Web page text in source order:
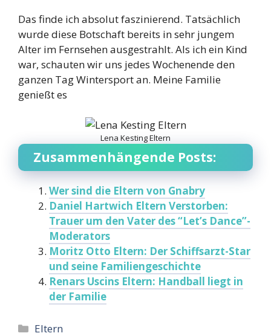
Das finde ich absolut faszinierend. Tatsächlich
wurde diese Botschaft bereits in sehr jungem
Alter im Fernsehen ausgestrahlt. Als ich ein Kind
war, schauten wir uns jedes Wochenende den
ganzen Tag Wintersport an. Meine Familie
genießt es
Lena Kesting Eltern
Zusammenhängende Posts:
Wer sind die Eltern von Gnabry
Daniel Hartwich Eltern Verstorben:
Trauer um den Vater des “Let’s Dance”-
Moderators
Moritz Otto Eltern: Der Schiffsarzt-Star
und seine Familiengeschichte
Renars Uscins Eltern: Handball liegt in
der Familie
Categories
Eltern